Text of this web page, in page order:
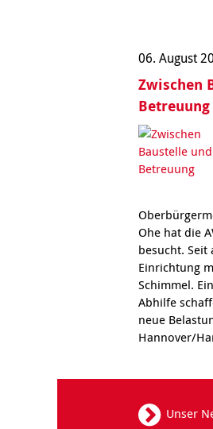
06. August
Zwischen
Betreuung
Ohe hat die
besucht. Seit
Einrichtung
Schimmel.
Abhilfe
neue
Hannover/
Unser